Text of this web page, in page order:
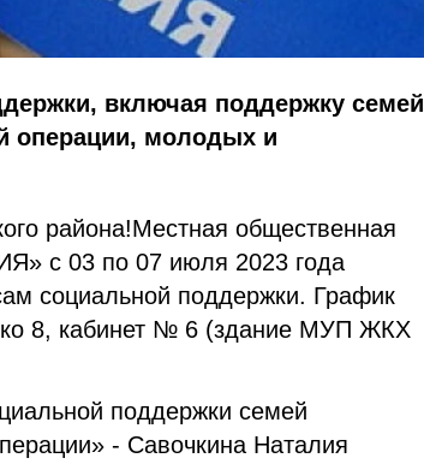
включая поддержку семей
операции, молодых и
района!Местная общественная
с 03 по 07 июля 2023 года
социальной поддержки. График
8, кабинет № 6 (здание МУП ЖКХ
поддержки семей
- Савочкина Наталия